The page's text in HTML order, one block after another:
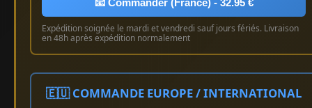
Expédition soignée le mardi et vendredi sauf jours fériés. Livraison
en 48h après expédition normalement
🇪🇺 COMMANDE EUROPE / INTERNATIONAL